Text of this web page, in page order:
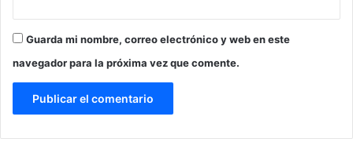
Guarda mi nombre, correo electrónico y web en este
navegador para la próxima vez que comente.